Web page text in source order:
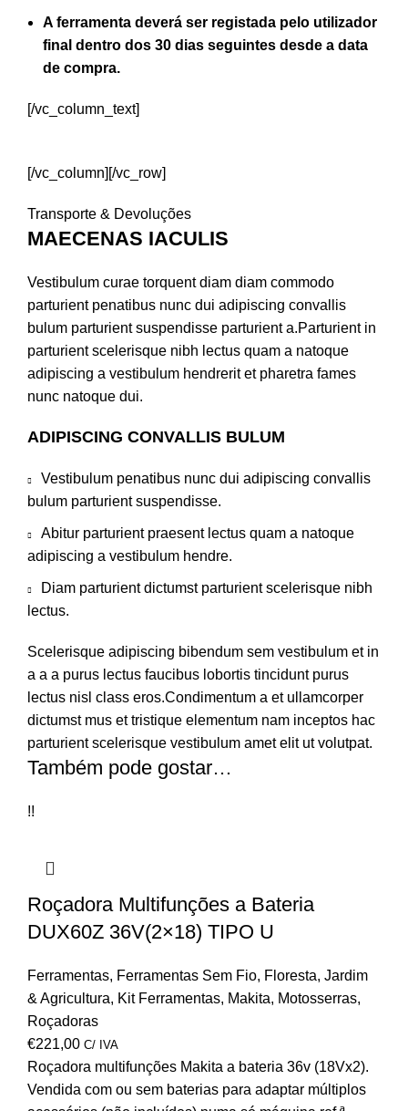
A ferramenta deverá ser registada pelo utilizador
final dentro dos 30 dias seguintes desde a data
de compra.
[/vc_column_text]
[/vc_column][/vc_row]
Transporte & Devoluções
MAECENAS IACULIS
Vestibulum curae torquent diam diam commodo
parturient penatibus nunc dui adipiscing convallis
bulum parturient suspendisse parturient a.Parturient in
parturient scelerisque nibh lectus quam a natoque
adipiscing a vestibulum hendrerit et pharetra fames
nunc natoque dui.
ADIPISCING CONVALLIS BULUM
Vestibulum penatibus nunc dui adipiscing convallis
bulum parturient suspendisse.
Abitur parturient praesent lectus quam a natoque
adipiscing a vestibulum hendre.
Diam parturient dictumst parturient scelerisque nibh
lectus.
Scelerisque adipiscing bibendum sem vestibulum et in
a a a purus lectus faucibus lobortis tincidunt purus
lectus nisl class eros.Condimentum a et ullamcorper
dictumst mus et tristique elementum nam inceptos hac
parturient scelerisque vestibulum amet elit ut volutpat.
Também pode gostar…
!!
Roçadora Multifunções a Bateria
DUX60Z 36V(2×18) TIPO U
Ferramentas, Ferramentas Sem Fio, Floresta, Jardim
& Agricultura, Kit Ferramentas, Makita, Motosserras,
Roçadoras
€221,00 C/ IVA
Roçadora multifunções Makita a bateria 36v (18Vx2).
Vendida com ou sem baterias para adaptar múltiplos